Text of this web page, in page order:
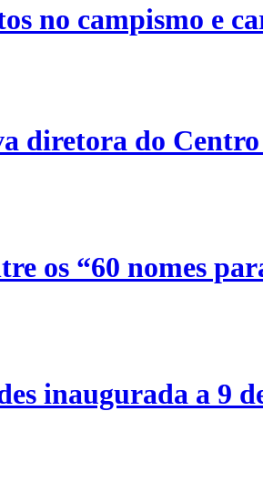
no campismo e
diretora do
os “60 nomes
inaugurada a 9